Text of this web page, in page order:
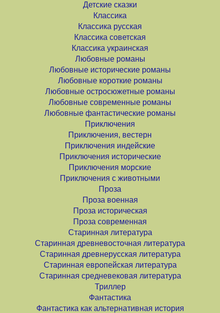
Детские сказки
Классика
Классика русская
Классика советская
Классика украинская
Любовные романы
Любовные исторические романы
Любовные короткие романы
Любовные остросюжетные романы
Любовные современные романы
Любовные фантастические романы
Приключения
Приключения, вестерн
Приключения индейские
Приключения исторические
Приключения морские
Приключения с животными
Проза
Проза военная
Проза историческая
Проза современная
Старинная литература
Старинная древневосточная литература
Старинная древнерусская литература
Старинная европейская литература
Старинная средневековая литература
Триллер
Фантастика
Фантастика как альтернативная история